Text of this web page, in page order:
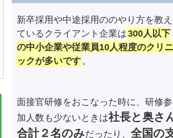
新卒採用や中途採用ののやり方を教え
ているクライアント企業は300人以下
の中小企業や従業員10人程度のクリニ
ックが多いです。
面接官研修をおこなった時に、研修参
加人数も少ないときは社長と奥さ
合計２名のみだったり、 全国の